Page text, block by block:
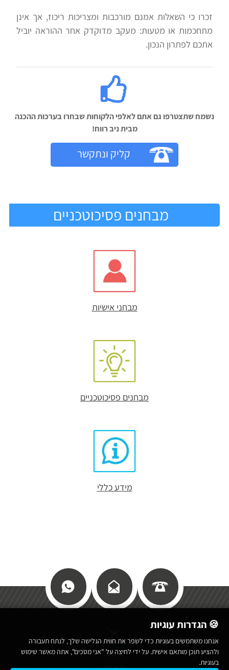
זכרו כי השאלות אמנם מורכבות ומצריכות ריכוז, אך אינן
מתחכמות או מטעות: מעקב מדוקדק אחר ההוראה יוביל
אתכם לפתרון הנכון.
נשמח שתצטרפו גם אתם לאלפי הלקוחות שבחרו בערכות ההכנה
מבית ניב רווח!‬
קליק ונתקשר
מבחנים פסיכוטכניים
מבחני אישיות
מבחנים פסיכוטכניים
מידע כללי
כללי
מי אנחנו
🍪 הגדרות עוגיות
אנחנו משתמשים בעוגיות כדי לשפר את חווית הגלישה שלך, לנתח תעבורה
ולהציע תוכן מותאם אישית. על ידי לחיצה על "אני מסכים", אתה מאשר שימוש
בעוגיות.